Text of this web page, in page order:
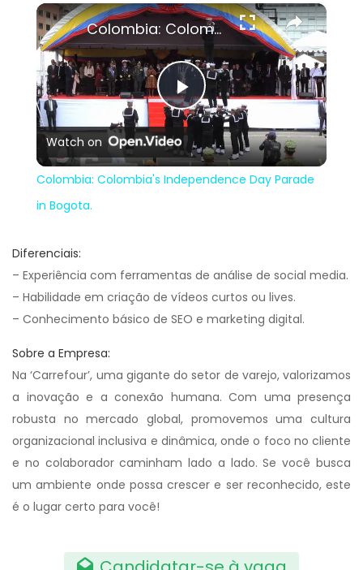
Play Unmute Fullscreen ×
Play
Video
Colombia: Colombia's Independence Day Parade in Bogota.
Watch on
Colombia: Colombia's Independence Day Parade
in Bogota.
Diferenciais:
– Experiência com ferramentas de análise de social media.
– Habilidade em criação de vídeos curtos ou lives.
– Conhecimento básico de SEO e marketing digital.
Sobre a Empresa:
Na ‘Carrefour’, uma gigante do setor de varejo, valorizamos
a inovação e a conexão humana. Com uma presença
robusta no mercado global, promovemos uma cultura
organizacional inclusiva e dinâmica, onde o foco no cliente
e no colaborador caminham lado a lado. Se você busca
um ambiente onde possa crescer e ser reconhecido, este
é o lugar certo para você!